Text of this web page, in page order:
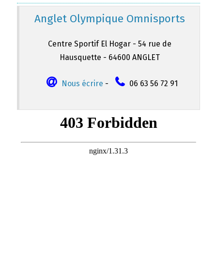
Anglet Olympique Omnisports
Centre Sportif El Hogar - 54 rue de
Hausquette - 64600 ANGLET
Nous écrire - 06 63 56 72 91